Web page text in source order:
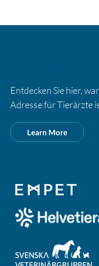
Entdecken Sie hier,
Adresse für Tierärzte
Learn More